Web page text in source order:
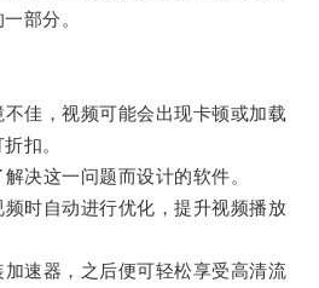
部分。
，视频可能会出现卡顿或加载
扣。
这一问题而设计的软件。
时自动进行优化，提升视频播放
速器，之后便可轻松享受高清流